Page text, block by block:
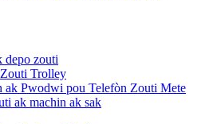
depo zouti
Trolley
ak Pwodwi pou Telefòn Zouti Mete
ak machin ak sak